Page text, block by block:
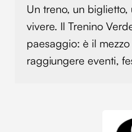
Un treno, un biglietto,
vivere. Il Trenino
paesaggio: è il
raggiungere eventi,